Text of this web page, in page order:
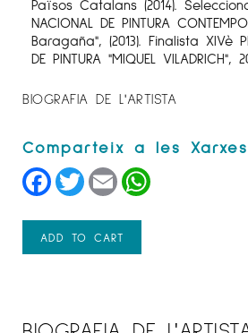
Països Catalans (2014).
NACIONAL DE PINTURA
Baragaña", (2013). Finalista XIVè
DE PINTURA "MIQUEL VILADRICH",
BIOGRAFIA DE L'ARTISTA
Facebook
TwitterEmail
ADD TO CART